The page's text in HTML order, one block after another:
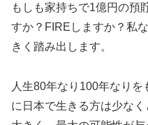
もしも家持ちで1億円の預
すか？FIREしますか？私
きく踏み出します。
人生80年なり100年なり
に日本で生きる方は少な